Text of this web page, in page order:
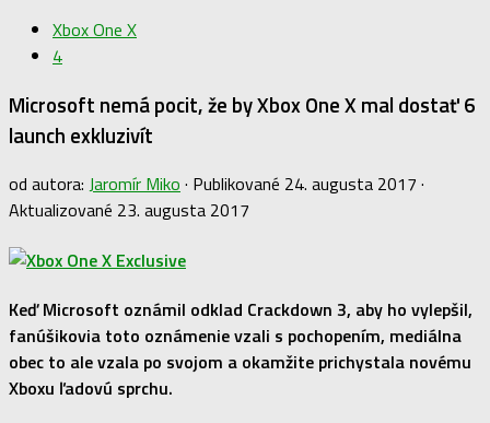
Xbox One X
4
Microsoft nemá pocit, že by Xbox One X mal dostať 6
launch exkluzivít
od autora: Jaromír Miko · Publikované 24. augusta 2017 ·
Aktualizované 23. augusta 2017
Keď Microsoft oznámil odklad Crackdown 3, aby ho vylepšil,
fanúšikovia toto oznámenie vzali s pochopením, mediálna
obec to ale vzala po svojom a okamžite prichystala novému
Xboxu ľadovú sprchu.